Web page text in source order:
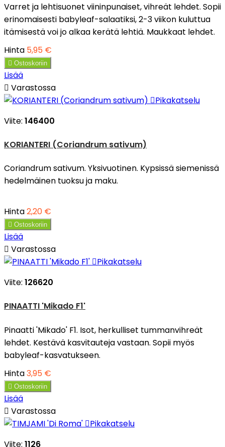
Varret ja lehtisuonet viininpunaiset, vihreät lehdet. Sopii
erinomaisesti babyleaf-salaatiksi, 2-3 viikon kuluttua
itämisestä voi jo alkaa kerätä lehtiä. Maukkaat lehdet.
Hinta 5,95 €
 Ostoskoriin
Lisää
 Varastossa
Pikakatselu
Viite: 146400
KORIANTERI (Coriandrum sativum)
Coriandrum sativum. Yksivuotinen. Kypsissä siemenissä
hedelmäinen tuoksu ja maku.
Hinta2,20 €
 Ostoskoriin
Lisää
 Varastossa
Pikakatselu
Viite: 126620
PINAATTI 'Mikado F1'
Pinaatti 'Mikado' F1. Isot, herkulliset tummanvihreät
lehdet. Kestävä kasvitauteja vastaan. Sopii myös
babyleaf-kasvatukseen.
Hinta3,95 €
 Ostoskoriin
Lisää
 Varastossa
Pikakatselu
Viite: 1126